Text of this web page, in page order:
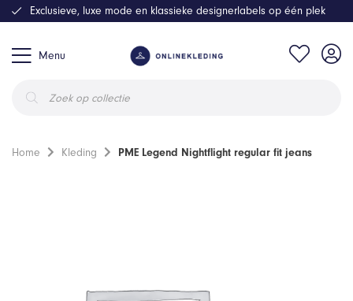
Menu
zoeken
Exclusieve, luxe mode en klassieke designerlabels op één plek
Home Kleding PME Legend Nightflight regular fit jeans